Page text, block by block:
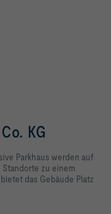
KG
Parkhaus werden auf
zu einem
das Gebäude Platz